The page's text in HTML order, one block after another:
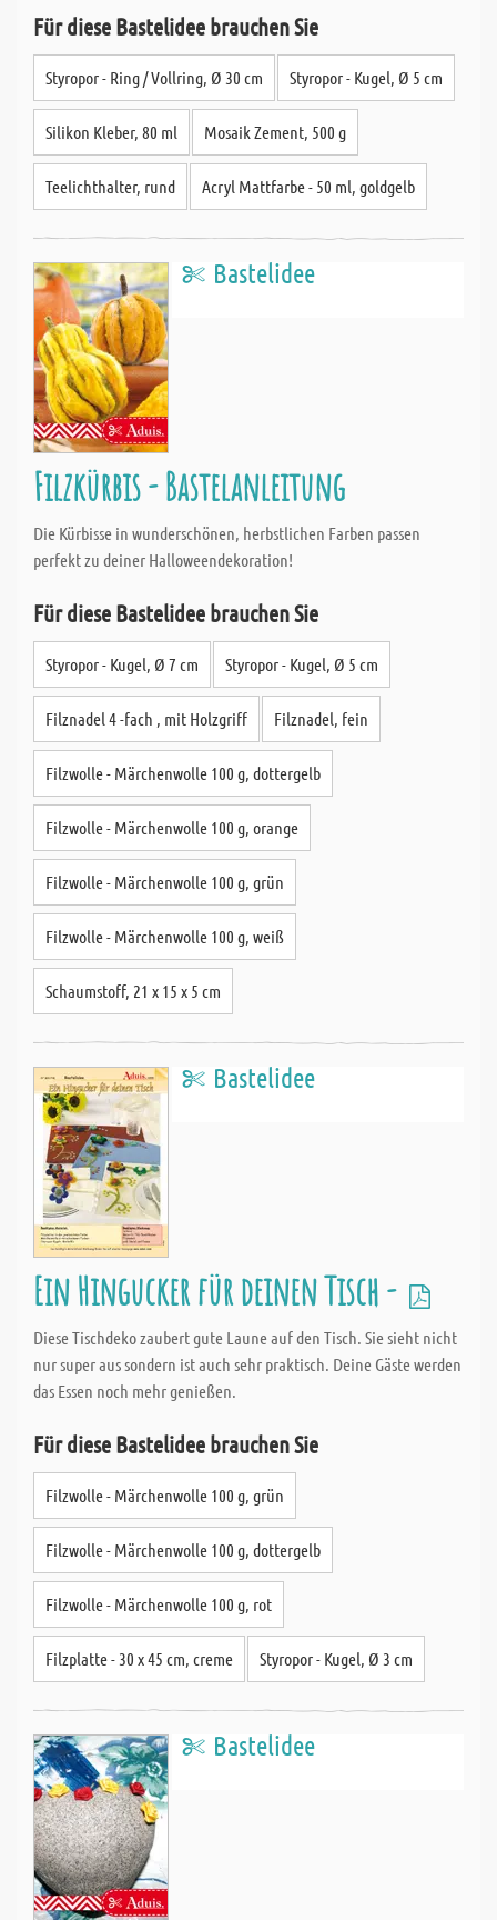
Für diese Bastelidee brauchen Sie
Styropor - Ring / Vollring, Ø 30 cm Styropor - Kugel, Ø 5 cm
Silikon Kleber, 80 ml Mosaik Zement, 500 g
Teelichthalter, rund Acryl Mattfarbe - 50 ml, goldgelb
Bastelidee
Filzkürbis - Bastelanleitung
Die Kürbisse in wunderschönen, herbstlichen Farben passen
perfekt zu deiner Halloweendekoration!
Für diese Bastelidee brauchen Sie
Styropor - Kugel, Ø 7 cm Styropor - Kugel, Ø 5 cm
Filznadel 4 -fach , mit Holzgriff Filznadel, fein
Filzwolle - Märchenwolle 100 g, dottergelb
Filzwolle - Märchenwolle 100 g, orange
Filzwolle - Märchenwolle 100 g, grün
Filzwolle - Märchenwolle 100 g, weiß
Schaumstoff, 21 x 15 x 5 cm
Bastelidee
Ein Hingucker für deinen Tisch -
Diese Tischdeko zaubert gute Laune auf den Tisch. Sie sieht nicht
nur super aus sondern ist auch sehr praktisch. Deine Gäste werden
das Essen noch mehr genießen.
Für diese Bastelidee brauchen Sie
Filzwolle - Märchenwolle 100 g, grün
Filzwolle - Märchenwolle 100 g, dottergelb
Filzwolle - Märchenwolle 100 g, rot
Filzplatte - 30 x 45 cm, creme Styropor - Kugel, Ø 3 cm
Bastelidee